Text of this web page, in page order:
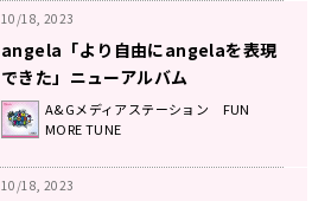
10/18, 2023
angela「より自由にangelaを表現
できた」ニューアルバム
『Welcome!』に込めた想い！
A&Gメディアステーション FUN
MORE TUNE
10/18, 2023